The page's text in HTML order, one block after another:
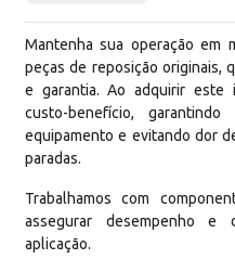
Mantenha sua operação em
peças de reposição originais,
e garantia. Ao adquirir este
custo-benefício,
equipamento e evitando dor
paradas.
Trabalhamos com
assegurar desempenho e
aplicação.